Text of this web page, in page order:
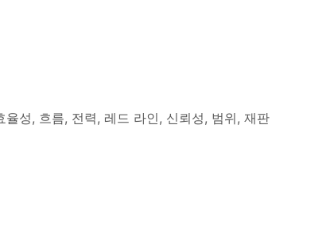
성, 흐름, 전력, 레드 라인, 신뢰성, 범위, 재판